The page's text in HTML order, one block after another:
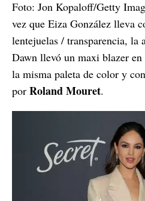
Foto: Jon Kopaloff/Getty
vez que Eiza González lleva
lentejuelas / transparencia,
Dawn llevó un maxi blazer en
la misma paleta de color y
por Roland Mouret.